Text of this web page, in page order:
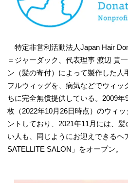
特定非営利活動法人Japan Hair
＝ジャーダック、代表理事 渡辺 貴
ン（髪の寄付）によって製作した人
フルウィッグを、病気などでウィッ
ちに完全無償提供している。2009
枚（2022年10月26日時点）のウィ
ントしており、2021年11月には、
い人も、同じようにお迎えできるヘ
SATELLITE SALON」をオープン。